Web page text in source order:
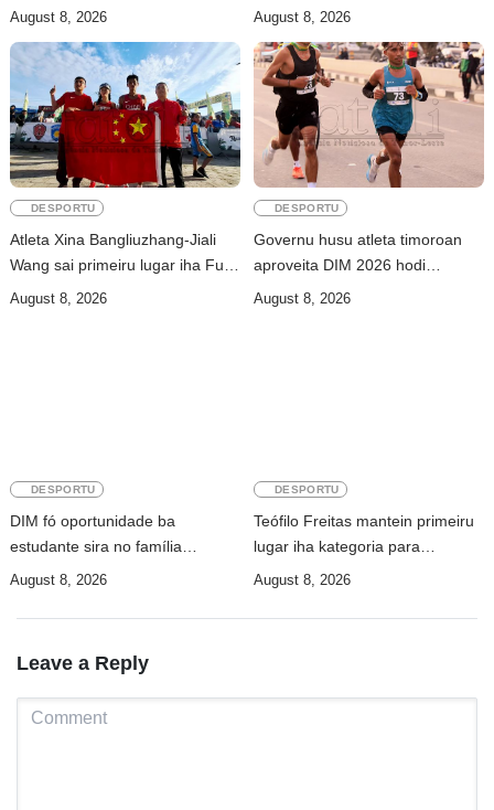
aselera transforma ekonomia
August 8, 2026 Kailaku 26Km
August 8, 2026
DESPORTU
Atleta Xina Bangliuzhang-Jiali
Wang sai primeiru lugar iha Full
Maratona 42Km
August 8, 2026
DESPORTU
Governu husu atleta timoroan
aproveita DIM 2026 hodi
dezenvolve kapasidade
August 8, 2026
DESPORTU
DIM fó oportunidade ba
estudante sira no família
partisipa iha ambiente saudável
August 8, 2026
DESPORTU
Teófilo Freitas mantein primeiru
lugar iha kategoria para
atletizmu 10Km iha DIM
August 8, 2026
Leave a Reply